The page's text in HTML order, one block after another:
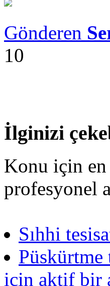
Gönderen
10
İlginizi
Konu için en
profesyonel
Sıhhi
Püskürtme
için aktif bir